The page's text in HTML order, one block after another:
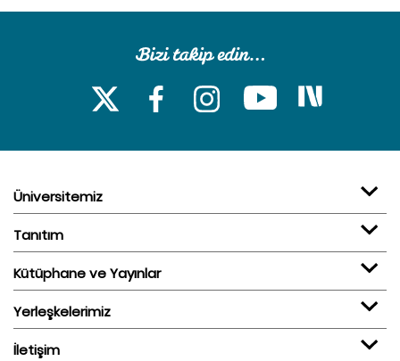
Üniversitemiz
Tanıtım
Kütüphane ve Yayınlar
Yerleşkelerimiz
İletişim